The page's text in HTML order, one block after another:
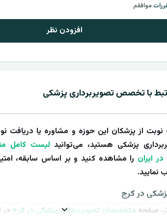
موافقم
افزودن نظر
با تخصص تصویربرداری پزشکی
نوبت از پزشکان این حوزه و مشاوره یا
پزشکی هستید، می‌توانید لیست کامل
ایران را مشاهده کنید و بر اساس سابقه،
نمایید.
در کرج
صفحه متخصصان تصویربرداری پزشکی در کرج در